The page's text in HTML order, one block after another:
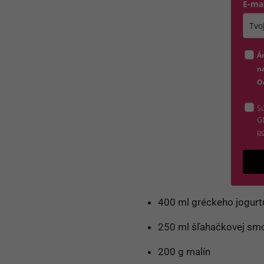
E-
400 ml gréckeho
250 ml šľahačkovej
200 g malín